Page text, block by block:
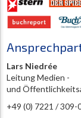
Lars Niedrée
Leitung Medien -
und
+49 (0) 7221 / 309-